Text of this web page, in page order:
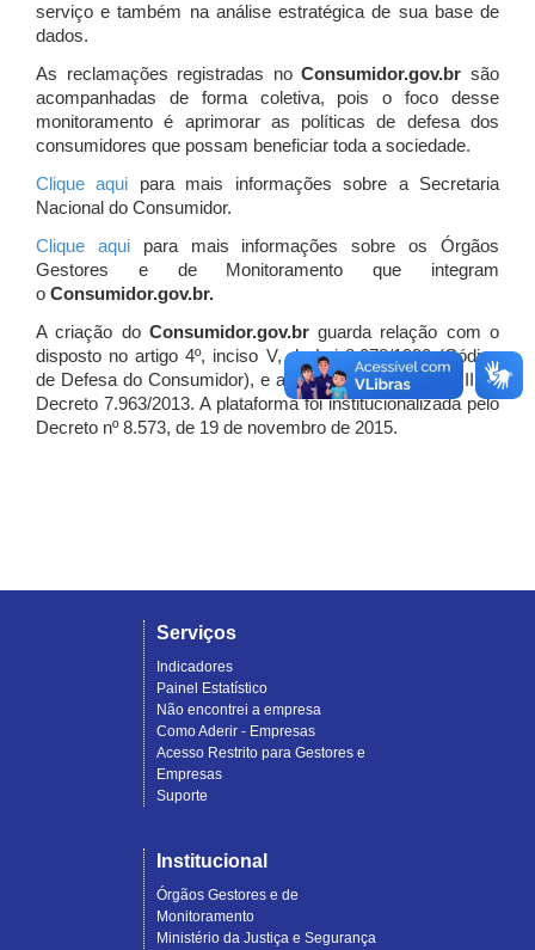
serviço e também na análise estratégica de sua base de
dados.
As reclamações registradas noConsumidor.gov.br são
acompanhadas de forma coletiva, pois o foco desse
monitoramento é aprimorar as políticas de defesa dos
consumidores que possam beneficiar toda a sociedade.
Clique aqui para mais informações sobre a Secretaria
Nacional do Consumidor.
Clique aquipara mais informações sobre os Órgãos
Gestores e de Monitoramento que integram
o Consumidor.gov.br.
A criação do Consumidor.gov.brguarda relação com o
disposto no artigo 4º, inciso V, da Lei 8.078/1990 (Código
de Defesa do Consumidor), e artigo 7º, incisos I, II e III do
Decreto 7.963/2013. A plataforma foi institucionalizada pelo
Decreto nº 8.573, de 19 de novembro de 2015.
Serviços
Indicadores
Painel Estatístico
Não encontrei a empresa
Como Aderir - Empresas
Acesso Restrito para Gestores e
Empresas
Suporte
Institucional
Órgãos Gestores e de
Monitoramento
Ministério da Justiça e Segurança